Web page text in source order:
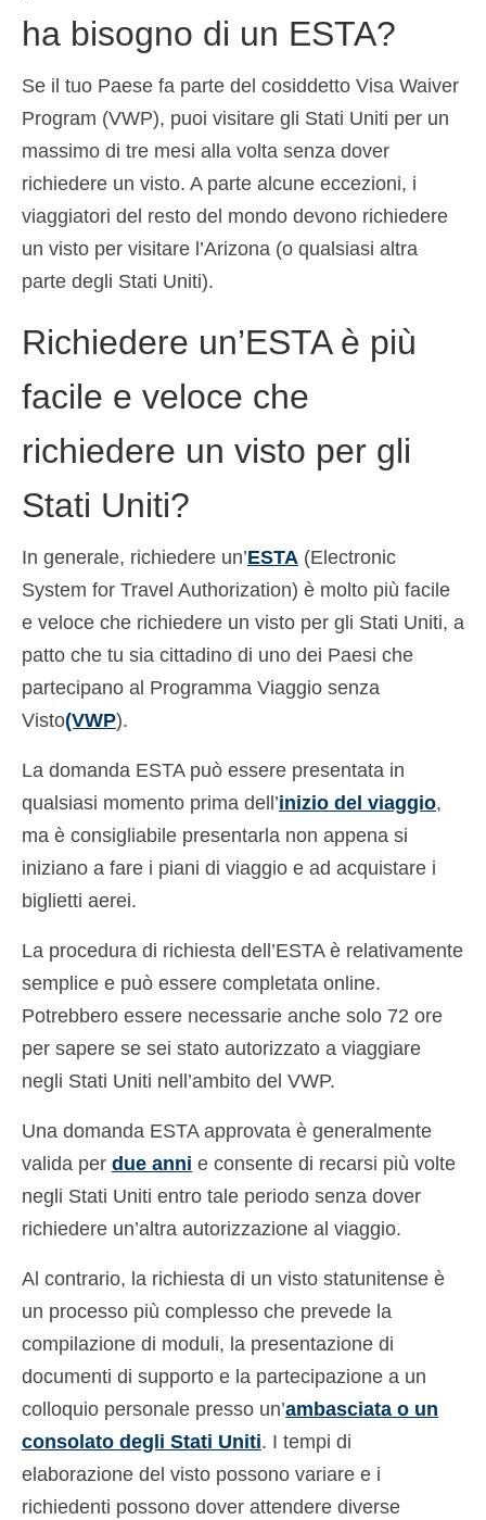
Greco
Magyar (Ungherese)
日本語(Giapponese)
Coreano
Norsk bokmål(Norvegese Bokmål
Polski (Polacco
Português Portoghese, Portogallo)
Español Spagnolo )
Svenska(
ha bisogno di un ESTA?
Se il tuo Paese fa parte del cosiddetto Visa Waiver
Program (VWP), puoi visitare gli Stati Uniti per un
massimo di tre mesi alla volta senza dover
richiedere un visto. A parte alcune eccezioni, i
viaggiatori del resto del mondo devono richiedere
un visto per visitare l’Arizona (o qualsiasi altra
parte degli Stati Uniti).
Richiedere un’ESTA è più
facile e veloce che
richiedere un visto per gli
Stati Uniti?
In generale, richiedere un’ESTA (Electronic
System for Travel Authorization) è molto più facile
e veloce che richiedere un visto per gli Stati Uniti, a
patto che tu sia cittadino di uno dei Paesi che
partecipano al Programma Viaggio senza
Visto(VWP).
La domanda ESTA può essere presentata in
qualsiasi momento prima dell’inizio del viaggio,
ma è consigliabile presentarla non appena si
iniziano a fare i piani di viaggio e ad acquistare i
biglietti aerei.
La procedura di richiesta dell’ESTA è relativamente
semplice e può essere completata online.
Potrebbero essere necessarie anche solo 72 ore
per sapere se sei stato autorizzato a viaggiare
negli Stati Uniti nell’ambito del VWP.
Una domanda ESTA approvata è generalmente
valida per due anni e consente di recarsi più volte
negli Stati Uniti entro tale periodo senza dover
richiedere un’altra autorizzazione al viaggio.
Al contrario, la richiesta di un visto statunitense è
un processo più complesso che prevede la
compilazione di moduli, la presentazione di
documenti di supporto e la partecipazione a un
colloquio personale presso un’ambasciata o un
consolato degli Stati Uniti. I tempi di
elaborazione del visto possono variare e i
richiedenti possono dover attendere diverse